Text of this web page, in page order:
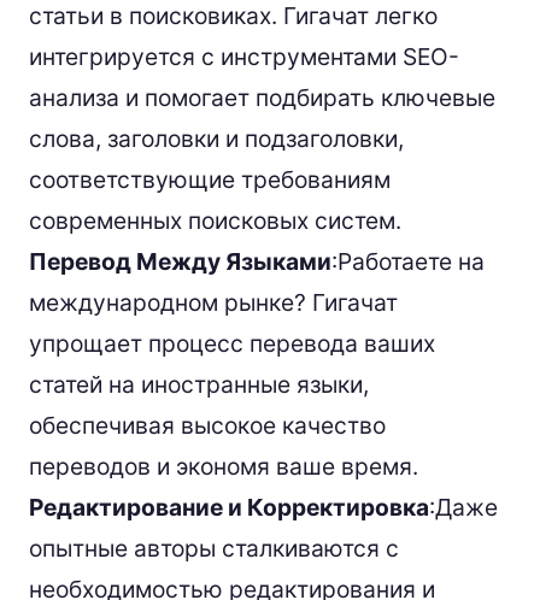
статьи в поисковиках. Гигачат легко
интегрируется с инструментами SEO-
анализа и помогает подбирать ключевые
слова, заголовки и подзаголовки,
соответствующие требованиям
современных поисковых систем.
Перевод Между Языками:Работаете на
международном рынке? Гигачат
упрощает процесс перевода ваших
статей на иностранные языки,
обеспечивая высокое качество
переводов и экономя ваше время.
Редактирование и Корректировка:Даже
опытные авторы сталкиваются с
необходимостью редактирования и